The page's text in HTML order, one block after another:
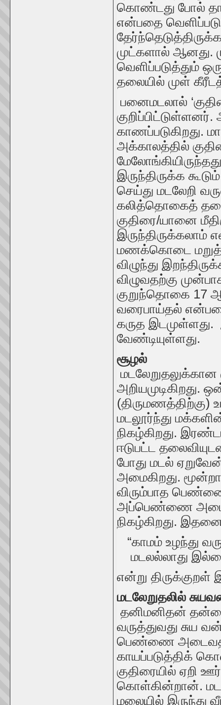
கொண்டது போல்
என்பதை
முட்களால் ஆனது.
வெளிப்படுத்தும்
தலையில் முள்
பனைமடலால்
குறிப்பிட்டுள்ளனர்.
காணப்படுகிறது.
அக்காலத்தில்
இருந்திருக்க
செய்து மடலேறி
கலித்தொகைத்
குதிரை/யானை
இருந்திருக்கலாம்
மணக்கொடை
விழுந்து
விழுவதற்கு
குறுந்தொகை 17 ஆம்
வரைபாய்தல்
கருத இடமுள்ளது.
வேண்டியுள்ளது.
சூழல்
அறியமுடிகிறது.
(திருமணத்திற்கு)
மடலூர்ந்து
நிகழ்கிறது.
ஈடுபட்ட
போது மடல்
அமைகிறது.
விரும்பாத
அப்பெண்ணை அடைய
நிகழ்கிறது.
“காமம் உழந்து
மடலல்லாது
என்று
மடலேறுதலில்
தனிமனிதன்
வருத்துவது சுய
பெண்ணை
காயப்படுத்திக்
குதிரையில் ஏறி
கொள்கின்றான்.
மலையில் இருந்து